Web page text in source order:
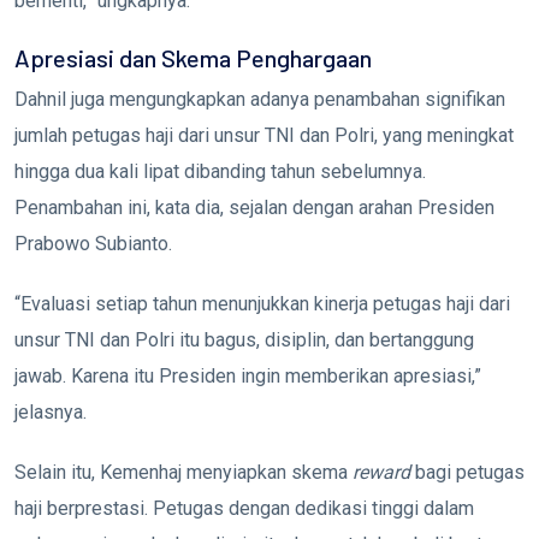
Apresiasi dan Skema Penghargaan
Dahnil juga mengungkapkan adanya penambahan signifikan
jumlah petugas haji dari unsur TNI dan Polri, yang meningkat
hingga dua kali lipat dibanding tahun sebelumnya.
Penambahan ini, kata dia, sejalan dengan arahan Presiden
Prabowo Subianto.
“Evaluasi setiap tahun menunjukkan kinerja petugas haji dari
unsur TNI dan Polri itu bagus, disiplin, dan bertanggung
jawab. Karena itu Presiden ingin memberikan apresiasi,”
jelasnya.
Selain itu, Kemenhaj menyiapkan skema rewardbagi petugas
haji berprestasi. Petugas dengan dedikasi tinggi dalam